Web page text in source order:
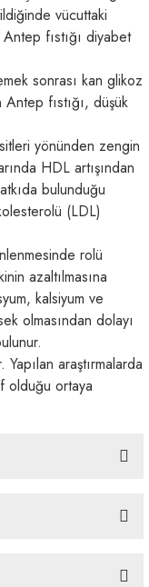
vücuttaki
fıstığı diyabet
sonrası kan glikoz
fıstığı, düşük
yönünden zengin
HDL artışından
bulunduğu
(LDL)
rolü
azaltılmasına
kalsiyum ve
olmasından dolayı
araştırmalarda
olduğu ortaya